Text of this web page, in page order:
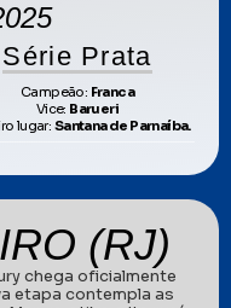
Série Prata
Campeão: Franca
Vice: Barueri
lugar: Santana de Parnaíba.
(RJ)
chega oficialmente
etapa contempla as